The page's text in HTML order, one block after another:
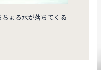
ょろ水が落ちてくる